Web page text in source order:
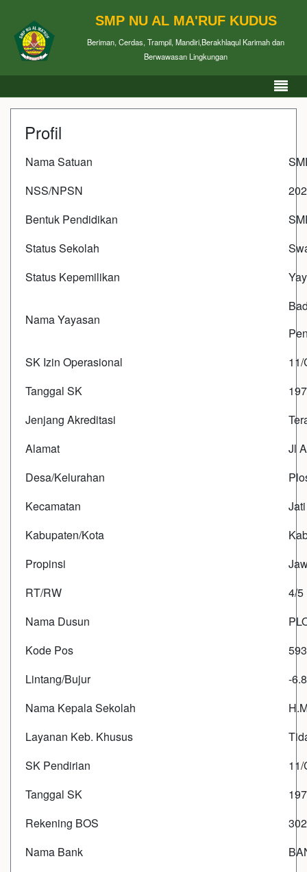
SMP NU AL MA'RUF KUDUS
Beriman, Cerdas, Trampil, Mandiri,Berakhlaqul Karimah dan
Berwawasan Lingkungan
Profil
Nama Satuan
NSS/NPSN
Bentuk Pendidikan
Status Sekolah
Status Kepemilikan
Nama Yayasan
SK Izin Operasional
Tanggal SK
Jenjang Akreditasi
Alamat
Jl
Desa/Kelurahan
Kecamatan
Jati
Kabupaten/Kota
Propinsi
RT/RW
4/5
Nama Dusun
Kode Pos
Lintang/Bujur
-
Nama Kepala Sekolah
Layanan Keb. Khusus
SK Pendirian
Tanggal SK
Rekening BOS
Nama Bank